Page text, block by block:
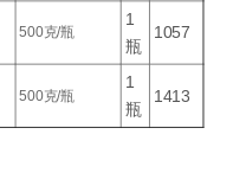
500克/瓶
1
瓶
1057
500克/瓶
1
瓶
1413